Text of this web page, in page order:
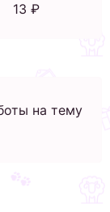
13 ₽
на тему